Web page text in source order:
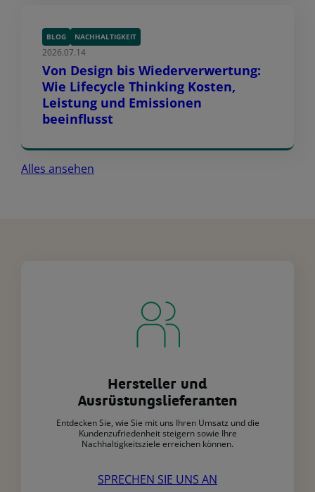
BLOG NACHHALTIGKEIT
2026.07.14
Von Design bis Wiederverwertung:
Wie Lifecycle Thinking Kosten,
Leistung und Emissionen
beeinflusst
Alles ansehen
Hersteller und
Ausrüstungslieferanten
Entdecken Sie, wie Sie mit uns Ihren Umsatz und die
Kundenzufriedenheit steigern sowie Ihre
Nachhaltigkeitsziele erreichen können.
SPRECHEN SIE UNS AN